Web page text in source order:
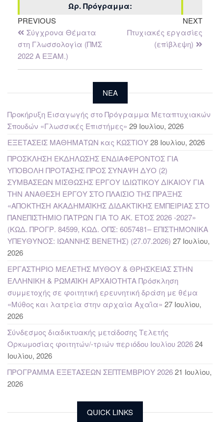
Ωρ. Πρόγραμμα:
PREVIOUS
Σύγχρονα Θέματα
στη Γλωσσολογία (ΠΜΣ
2022 Α ΕΞΑΜ.)
NEXT
Πτυχιακές εργασίες
(επίβλεψη)
NEA
Προκήρυξη Εισαγωγής στο Πρόγραμμα Μεταπτυχιακών
Σπουδών «Γλωσσικές Επιστήμες» 29 Ιουλίου, 2026
ΕΞΕΤΑΣΕΙΣ ΜΑΘΗΜΑΤΩΝ κας ΚΩΣΤΙΟΥ28 Ιουλίου, 2026
ΠΡΟΣΚΛΗΣΗ ΕΚΔΗΛΩΣΗΣ ΕΝΔΙΑΦΕΡΟΝΤΟΣ ΓΙΑ
ΥΠΟΒΟΛΗ ΠΡΟΤΑΣΗΣ ΠΡΟΣ ΣΥΝΑΨΗ ΔΥΟ (2)
ΣΥΜΒΑΣΕΩΝ ΜΙΣΘΩΣΗΣ ΕΡΓΟΥ ΙΔΙΩΤΙΚΟΥ ΔΙΚΑΙΟΥ ΓΙΑ
ΤΗΝ ΑΝΑΘΕΣΗ ΕΡΓΟΥ ΣΤΟ ΠΛΑΙΣΙΟ ΤΗΣ ΠΡΑΞΗΣ
«ΑΠΟΚΤΗΣΗ ΑΚΑΔΗΜΑΪΚΗΣ ΔΙΔΑΚΤΙΚΗΣ ΕΜΠΕΙΡΙΑΣ ΣΤΟ
ΠΑΝΕΠΙΣΤΗΜΙΟ ΠΑΤΡΩΝ ΓΙΑ ΤΟ ΑΚ. ΕΤΟΣ 2026 -2027»
(ΚΩΔ. ΠΡΟΓΡ. 84599, ΚΩΔ. ΟΠΣ: 6057481– ΕΠΙΣΤΗΜΟΝΙΚΑ
ΥΠΕΥΘΥΝΟΣ: ΙΩΑΝΝΗΣ ΒΕΝΕΤΗΣ) (27.07.2026) 27 Ιουλίου,
2026
ΕΡΓΑΣΤΗΡΙΟ ΜΕΛΕΤΗΣ ΜΥΘΟΥ & ΘΡΗΣΚΕΙΑΣ ΣΤΗΝ
ΕΛΛΗΝΙΚΗ & ΡΩΜΑΪΚΗ ΑΡΧΑΙΟΤΗΤΑ Πρόσκληση
συμμετοχής σε φοιτητική ερευνητική δράση με θέμα
«Μύθος και λατρεία στην αρχαία Αχαΐα» 27 Ιουλίου,
2026
Σύνδεσμος διαδικτυακής μετάδοσης Τελετής
Ορκωμοσίας φοιτητών/-τριών περιόδου Ιουλίου 202624
Ιουλίου, 2026
ΠΡΟΓΡΑΜΜΑ ΕΞΕΤΑΣΕΩΝ ΣΕΠΤΕΜΒΡΙΟΥ 202621 Ιουλίου,
2026
QUICK LINKS